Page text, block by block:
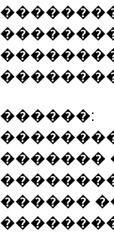
������:
�������
������